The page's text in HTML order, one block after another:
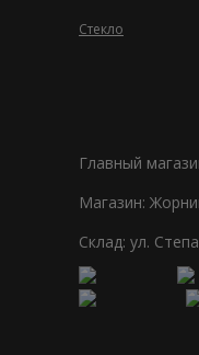
Стекло
Главный
Магазин:
Склад: ул.